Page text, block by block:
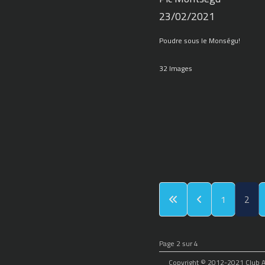
23/02/2021
Poudre sous le Monségu!
32 Images
1 2
Page 2 sur 4